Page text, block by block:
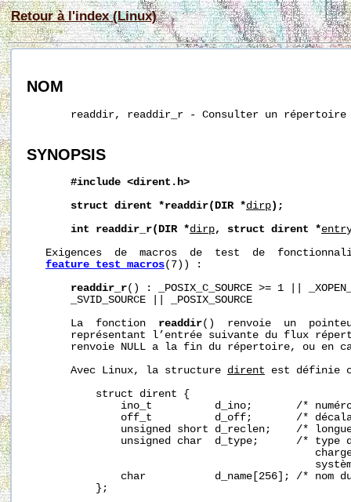
Retour à l'index (Linux)
NOM
       readdir, readdir_r - Consulter un répertoire
SYNOPSIS
#include <dirent.h>
struct dirent *readdir(DIR *dirp );
int
readdir_r(DIR *dirp, struct dirent *
Exigences  de  macros  de  test  de
feature_test_macros(7)) :
readdir_r() : _POSIX_C_SOURCE >= 1 ||
       _SVID_SOURCE || _POSIX_SOURCE
       La  fonction
readdir()  renvoie  un
représentant l’entrée suivante du flux
renvoie NULL a la fin du répertoire, ou en
       Avec Linux, la structure
dirent est définie
           struct dirent {
ino_t          d_ino;       /*
off_t          d_off;       /*
unsigned short d_reclen;    /*
unsigned char  d_type;      /* type
char           d_name[256]; /* nom
           };